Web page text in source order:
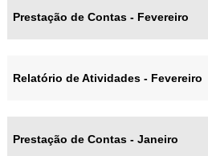
Prestação de Contas - Fevereiro
Relatório de Atividades - Fevereiro
Prestação de Contas - Janeiro